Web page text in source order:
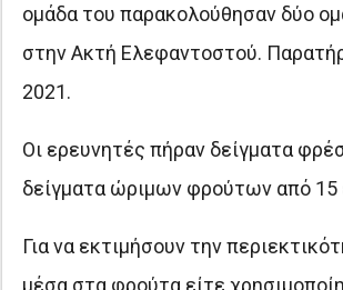
ομάδα του παρακολούθησαν δύο
στην Ακτή Ελεφαντοστού.
2021.
Οι ερευνητές πήραν δείγματα
δείγματα ώριμων φρούτων από 15
Για να εκτιμήσουν την
μέσα στα φρούτα είτε